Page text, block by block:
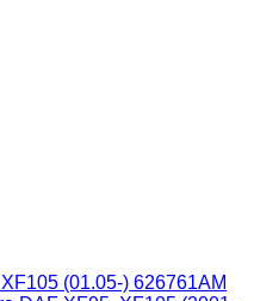
(01.05-) 626761AM